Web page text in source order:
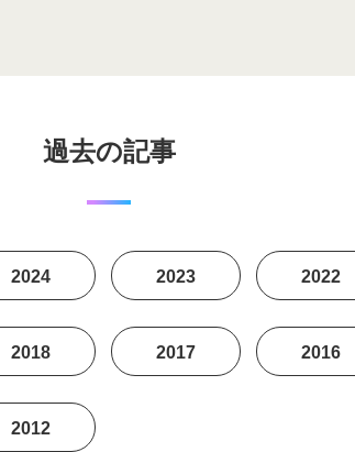
過去の記事
2024 2023 2022
2018 2017 2016
2012